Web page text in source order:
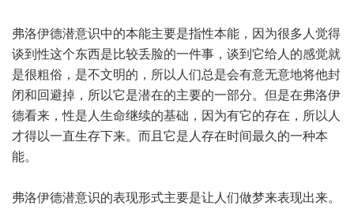
弗洛伊德潜意识中的本能主要是指性本能，因为很多人觉得
谈到性这个东西是比较丢脸的一件事，谈到它给人的感觉就
是很粗俗，是不文明的，所以人们总是会有意无意地将他封
闭和回避掉，所以它是潜在的主要的一部分。但是在弗洛伊
德看来，性是人生命继续的基础，因为有它的存在，所以人
才得以一直生存下来。而且它是人存在时间最久的一种本
能。
弗洛伊德潜意识的表现形式主要是让人们做梦来表现出来。